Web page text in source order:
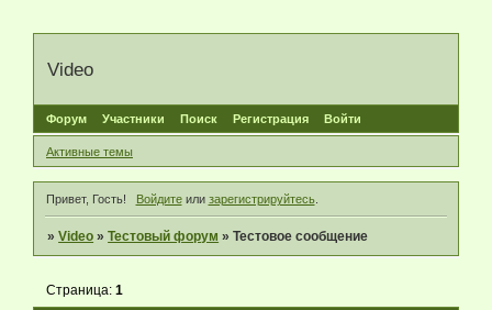
Video
Форум Участники Поиск Регистрация Войти
Активные темы
Привет, Гость! Войдитеили зарегистрируйтесь.
»Video »Тестовый форум »Тестовое сообщение
Страница:1